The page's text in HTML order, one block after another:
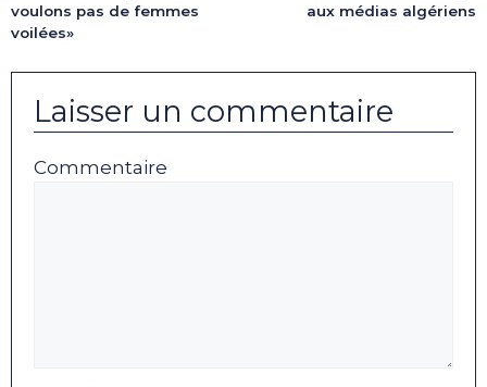
voulons pas de femmes
voilées»
aux médias algériens
Laisser un commentaire
Commentaire